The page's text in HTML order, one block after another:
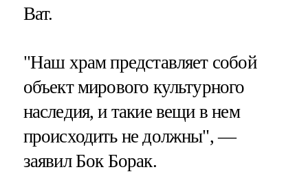
Ват.
"Наш храм представляет собой
объект мирового культурного
наследия, и такие вещи в нем
происходить не должны", —
заявил Бок Борак.